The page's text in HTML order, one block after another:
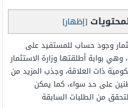
[إظهار]
وجود حساب للمستفيد على
بوابة أطلقتها وزارة الاستثمار
ذات العلاقة، وجذب المزيد من
على حد سواء، كما يمكن
من الطلبات السابقة